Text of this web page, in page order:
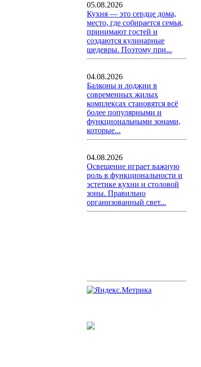
05.08.2026
Кухня — это сердце дома,
место, где собирается семья,
принимают гостей и
создаются кулинарные
шедевры. Поэтому при...
04.08.2026
Балконы и лоджии в
современных жилых
комплексах становятся всё
более популярными и
функциональными зонами,
которые...
04.08.2026
Освещение играет важную
роль в функциональности и
эстетике кухни и столовой
зоны. Правильно
организованный свет...